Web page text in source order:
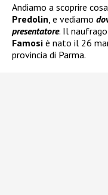
Andiamo a scoprire
Predolin , e vediamo
presentatore. Il
Famosi è nato il 26
provincia di Parma.